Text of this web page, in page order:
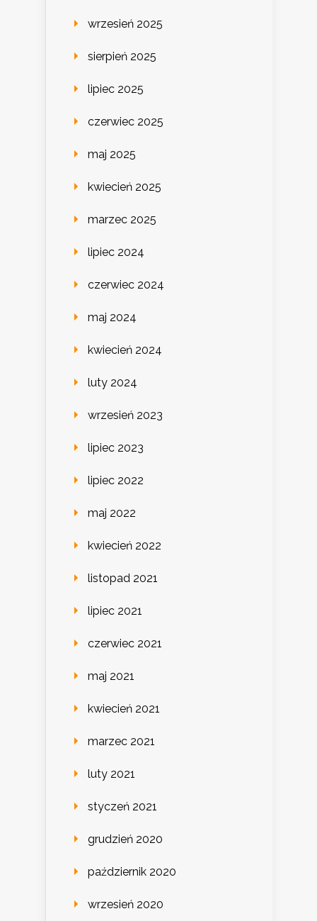
wrzesień 2025
sierpień 2025
lipiec 2025
czerwiec 2025
maj 2025
kwiecień 2025
marzec 2025
lipiec 2024
czerwiec 2024
maj 2024
kwiecień 2024
luty 2024
wrzesień 2023
lipiec 2023
lipiec 2022
maj 2022
kwiecień 2022
listopad 2021
lipiec 2021
czerwiec 2021
maj 2021
kwiecień 2021
marzec 2021
luty 2021
styczeń 2021
grudzień 2020
październik 2020
wrzesień 2020